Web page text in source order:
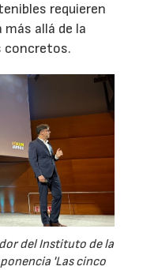
requieren
allá de la
concretos.
del Instituto de la
'Las cinco